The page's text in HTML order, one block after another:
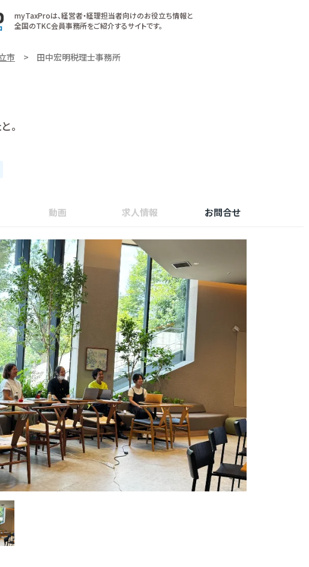
myTaxProは、経営者・経理担当者向けのお役立ち情報と
全国のTKC会員事務所をご紹介するサイトです。
市 田中宏明税理士事務所
。
動画 求人情報 お問合せ